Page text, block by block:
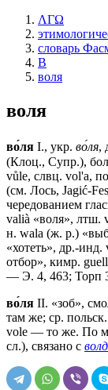
ΛΓΩ
словарь
В
воля
воля
во́ля I., укр. во́ля,
(Клоц., Супр.),
vůle, слвц. vol'a,
(см. Лось, Jagić-
чередованием
valià «воля», лтш.
н. wala (ж. р.)
«хотеть», др.-инд.
отбор», кимр.
— Э. 4, 463; Торп
во́ля II. «зоб»,
там же; ср.
vole — то же. По
сл.), связано с